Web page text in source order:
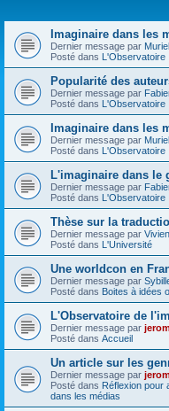
Imaginaire dans les
Dernier message par Muriel
Posté dans L'Observatoire
Popularité des
Dernier message par
Posté dans L'Observatoire
Imaginaire dans les
Dernier message par Muriel
Posté dans L'Observatoire
L'imaginaire dans le
Dernier message par
Posté dans L'Observatoire
Thèse sur la
Dernier message par
Posté dans L'Université
Une worldcon en
Dernier message par
Posté dans Boites à idées
L'Observatoire de
Dernier message par
Posté dans Accueil
Un article sur les
Dernier message par
Posté dans Réflexion pour
dans les médias